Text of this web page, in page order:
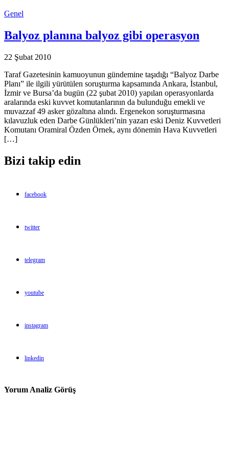
Genel
Balyoz planına balyoz gibi operasyon
22 Şubat 2010
Taraf Gazetesinin kamuoyunun gündemine taşıdığı “Balyoz Darbe
Planı” ile ilgili yürütülen soruşturma kapsamında Ankara, İstanbul,
İzmir ve Bursa’da bugün (22 şubat 2010) yapılan operasyonlarda
aralarında eski kuvvet komutanlarının da bulunduğu emekli ve
muvazzaf 49 asker gözaltına alındı. Ergenekon soruşturmasına
kılavuzluk eden Darbe Günlükleri’nin yazarı eski Deniz Kuvvetleri
Komutanı Oramiral Özden Örnek, aynı dönemin Hava Kuvvetleri
[…]
Bizi takip edin
facebook
twitter
telegram
youtube
instagram
linkedin
Yorum Analiz Görüş